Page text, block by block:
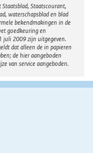
Staatscourant,
waterschapsblad en blad
bekendmakingen in de
goedkeuring en
juli 2009 zijn uitgegeven.
dat alleen de in papieren
de hier aangeboden
van service aangeboden.